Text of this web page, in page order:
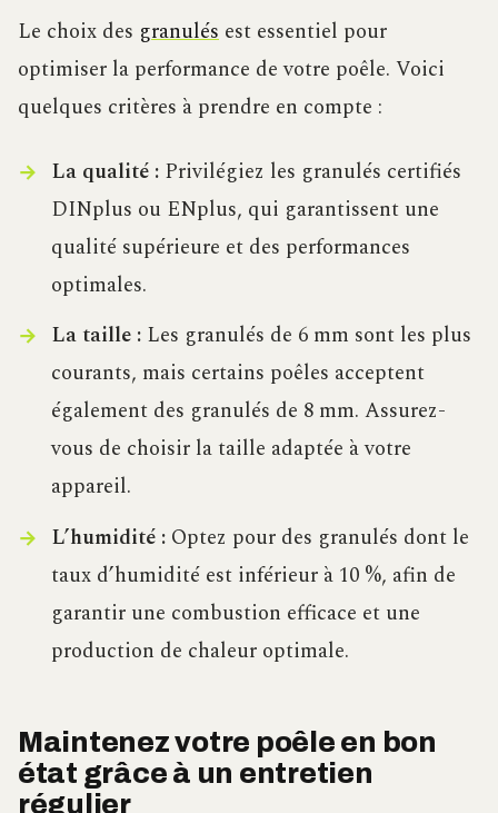
Le choix des granulés est essentiel pour
optimiser la performance de votre poêle. Voici
quelques critères à prendre en compte :
La qualité :Privilégiez les granulés certifiés
DINplus ou ENplus, qui garantissent une
qualité supérieure et des performances
optimales.
La taille :Les granulés de 6 mm sont les plus
courants, mais certains poêles acceptent
également des granulés de 8 mm. Assurez-
vous de choisir la taille adaptée à votre
appareil.
L’humidité :Optez pour des granulés dont le
taux d’humidité est inférieur à 10 %, afin de
garantir une combustion efficace et une
production de chaleur optimale.
Maintenez votre poêle en bon
état grâce à un entretien
régulier